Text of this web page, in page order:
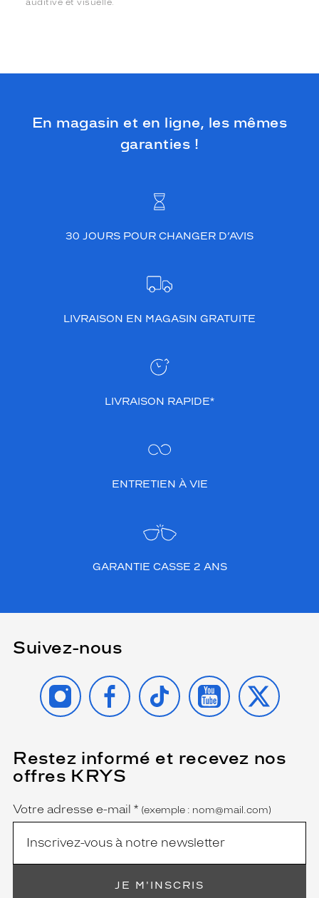
En magasin et en ligne, les mêmes
garanties !
30 JOURS POUR CHANGER D’AVIS
LIVRAISON EN MAGASIN GRATUITE
LIVRAISON RAPIDE*
ENTRETIEN À VIE
GARANTIE CASSE 2 ANS
Suivez-nous
INSTAGRAMFACEBOOK
TIKTOK YOUTUBE
X
Restez informé et recevez nos
offres KRYS
Name
Votre adresse e-mail *
(Ce
champ
est
obligatoire)
(exemple : nom@mail.com)
JE M'INSCRIS